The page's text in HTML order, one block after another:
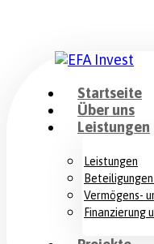
Startseite
Über uns
Leistungen
Leistungen
Vermögens-
Finanzierung